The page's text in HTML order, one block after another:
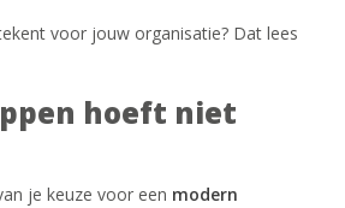
voor jouw organisatie? Dat lees
hoeft niet
je keuze voor een modern